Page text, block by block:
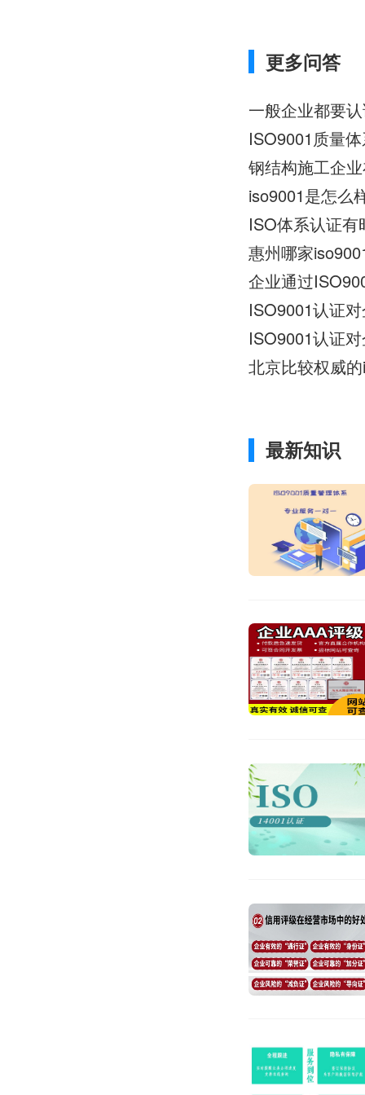
更多问答
ISO9001质量
钢结构施工企
iso9001是怎么
ISO体系认证
惠州哪家
企业通过
ISO9001认证
ISO9001认证
北京比较权威
最新知识